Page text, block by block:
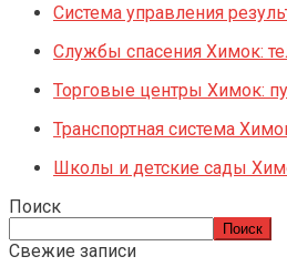
Система управления
Службы спасения Химок:
Торговые центры Химок:
Транспортная система
Школы и детские сады
Поиск
Поиск
Свежие записи